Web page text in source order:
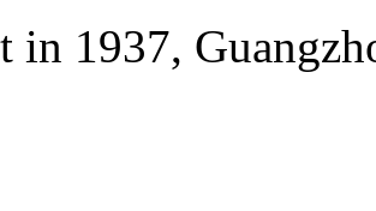
in 1937,